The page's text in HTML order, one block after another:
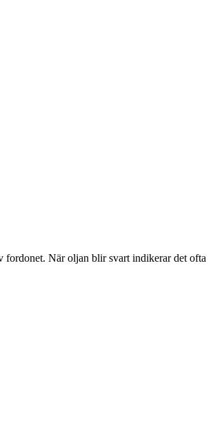
fordonet. När oljan blir svart indikerar det ofta